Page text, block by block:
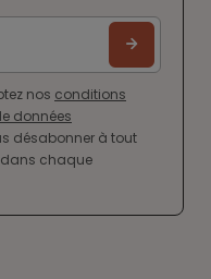
nos conditions
données
désabonner à tout
dans chaque